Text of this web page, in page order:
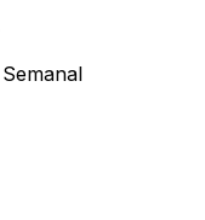
Semanal